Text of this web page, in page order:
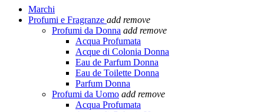
Marchi
Profumi e Fragranze add remove
Profumi da Donna add remove
Acqua Profumata
Acque di Colonia Donna
Eau de Parfum Donna
Eau de Toilette Donna
Parfum Donna
Profumi da Uomo add remove
Acqua Profumata